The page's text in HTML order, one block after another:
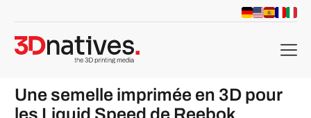
menu
Une semelle imprimée en 3D pour
les Liquid Speed de Reebok